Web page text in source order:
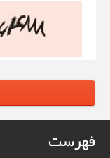
فهرست